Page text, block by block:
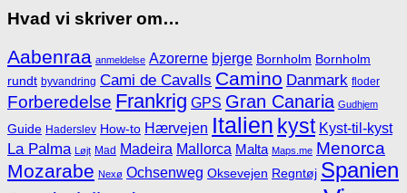
Hvad vi skriver om…
Aabenraa anmeldelse Azorerne bjerge Bornholm Bornholm
rundt byvandring Cami de Cavalls Camino Danmark floder
Forberedelse Frankrig GPS Gran Canaria Gudhjem
Guide Haderslev How-to Hærvejen Italien kyst Kyst-til-kyst
La Palma Løjt Mad Madeira Mallorca Malta Maps.me Menorca
Mozarabe Nexø Ochsenweg Oksevejen Regntøj Spanien